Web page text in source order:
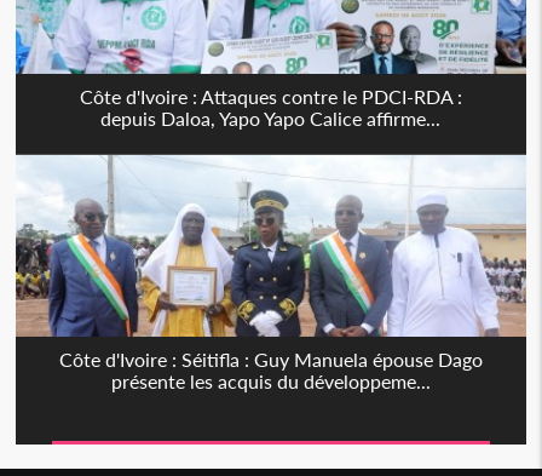
Côte d'Ivoire : Attaques contre le PDCI-RDA :
depuis Daloa, Yapo Yapo Calice affirme...
Côte d'Ivoire : Séitifla : Guy Manuela épouse Dago
présente les acquis du développeme...